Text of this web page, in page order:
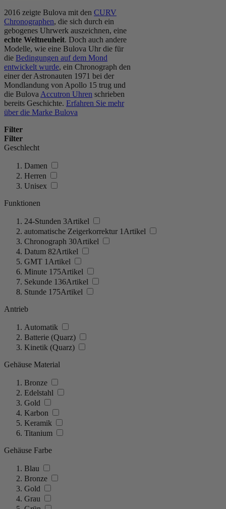
2016 zeigte Bulova mit den CURV
Chronographen, die sich durch ein
gebogenes Uhrwerk auszeichnen, eine
echte Weltneuheit. Doch auch andere
Modelle, wie eine Bulova Uhr die für
die Bedingungen auf dem Mond
entwickelt wurde, ein Chronograph den
einer der Astronauten 1971 bei der
Mondlandung von Apollo 15 trug und
die Bulova Accutron Uhren schrieben
bereits Geschichte. Erfahren Sie mehr
über die Marke Bulova
Filter
Filter
Geschlecht
Damen
Herren
Unisex
Funktionen
24-Stunden 3Artikel
automatische Zeigerkorrektur 1 Artikel
Chronograph 30Artikel
Datum 82Artikel
GMT 1 Artikel
Minute 175Artikel
Sekunde 136Artikel
Stunde 175Artikel
Antrieb
Automatik
Batterie (Quarz)
Kinetik (Quarz)
Gehäuse Material
Bronze
Edelstahl
Gold
Karbon
Keramik
Titanium
Gehäuse Farbe
Blau
Bronze
Gold
Grau